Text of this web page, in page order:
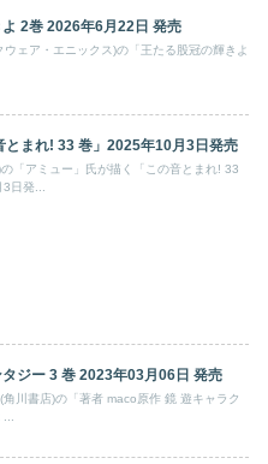
2巻 2026年6月22日 発売
ウェア・エニックス)の「王たる股冠の輝きよ
とまれ! 33 巻」2025年10月3日発売
「アミュー」氏が描く「この音とまれ! 33
日発...
ジー 3 巻 2023年03月06日 発売
川書店)の「著者 maco原作 鏡 遊キャラク
ター原案 しおこんぶ ...